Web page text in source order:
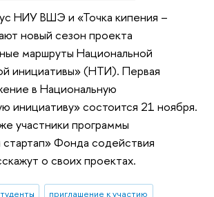
НИУ ВШЭ и «Точка кипения –
новый сезон проекта
маршруты Национальной
инициативы» (НТИ). Первая
в Национальную
инициативу» состоится 21 ноября.
участники программы
Фонда содействия
о своих проектах.
приглашение к участию